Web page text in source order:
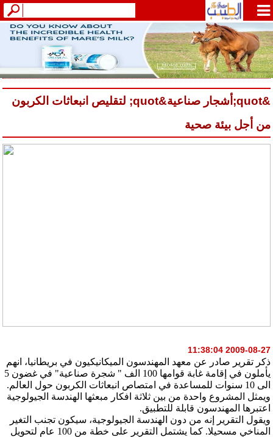
&quot;أشجار صناعية&quot; لتقليص انبعاثات الكربون
من أجل بيئة صحية
2009-08-27 11:38:04
ذكر تقرير صادر عن معهد المهندسون الميكانيكيون في بريطانيا، انهم
يأملون في إقامة غابة قوامها 100 الف " شجرة صناعية" في غضون 5
الى 10 سنوات للمساعدة في امتصاص انبعاثات الكربون حول العالم.
ويمثل المشروع واحدة من بين ثلاثة افكار مبعثها الهندسة الجيولوجية
اعتبرها المهندسون قابلة للتطبيق.
ويقول التقرير إنه من دون الهندسة الجيولوجية، سيكون تجنب التغير
المناخي مسحيلا. كما يشتمل التقرير على خطة من 100 عام لتحويل